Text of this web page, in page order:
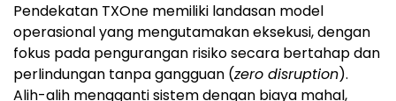
Pendekatan TXOne memiliki landasan model
operasional yang mengutamakan eksekusi, dengan
fokus pada pengurangan risiko secara bertahap dan
perlindungan tanpa gangguan (zero disruption).
Alih-alih mengganti sistem dengan biaya mahal,